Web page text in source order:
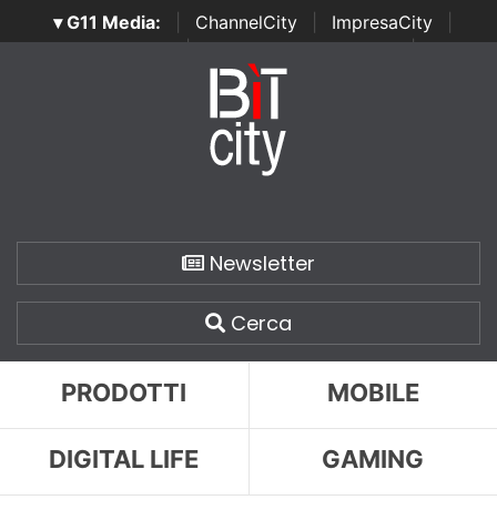
▾ G11 Media: ChannelCity ImpresaCity
SecurityOpenLab | Italian Channel Awards | Italian
Italian Security Awards
Newsletter
Cerca
PRODOTTI MOBILE
DIGITAL LIFE GAMING